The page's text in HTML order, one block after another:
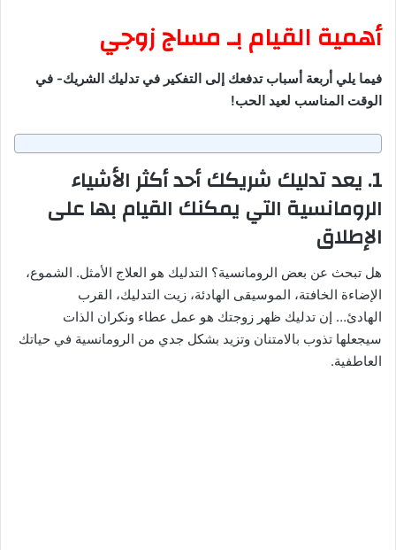
أهمية القيام بـ مساج زوجي
فيما يلي أربعة أسباب تدفعك إلى التفكير في تدليك الشريك- في
الوقت المناسب لعيد الحب!
1. يعد تدليك شريكك أحد أكثر الأشياء
الرومانسية التي يمكنك القيام بها على
الإطلاق
هل تبحث عن بعض الرومانسية؟ التدليك هو العلاج الأمثل. الشموع،
الإضاءة الخافتة، الموسيقى الهادئة، زيت التدليك، القرب
الهادئ… إن تدليك ظهر زوجتك هو عمل عطاء ونكران الذات
سيجعلها تذوب بالامتنان وتزيد بشكل جدي من الرومانسية في حياتك
العاطفية.